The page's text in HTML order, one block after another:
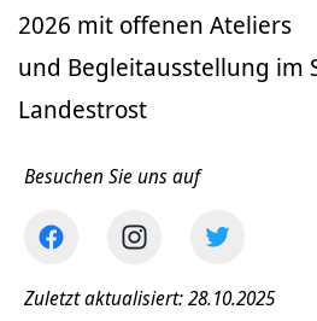
2026 mit offenen Ateliers
und Begleitausstellung im
Landestrost
Besuchen Sie uns auf
Zuletzt aktualisiert: 28.10.2025